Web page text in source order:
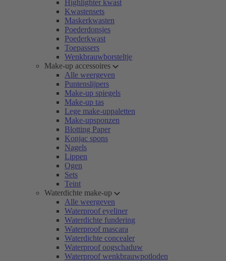
Highlighter kwast
Kwastensets
Maskerkwasten
Poederdonsjes
Poederkwast
Toepassers
Wenkbrauwborsteltje
Make-up accessoires
Alle weergeven
Puntenslijpers
Make-up spiegels
Make-up tas
Lege make-uppaletten
Make-upsponzen
Blotting Paper
Konjac spons
Nagels
Lippen
Ogen
Sets
Teint
Waterdichte make-up
Alle weergeven
Waterproof eyeliner
Waterdichte fundering
Waterproof mascara
Waterdichte concealer
Waterproof oogschaduw
Waterproof wenkbrauwpotloden